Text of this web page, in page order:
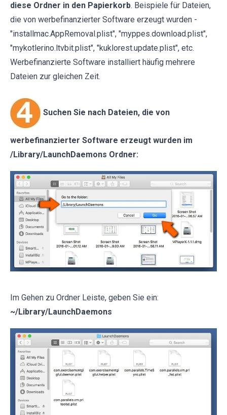
diese Ordner in den Papierkorb. Beispiele für Dateien,
die von werbefinanzierter Software erzeugt wurden -
"installmac.AppRemoval.plist", "myppes.download.plist",
"mykotlerino.ltvbit.plist", "kuklorest.update.plist", etc.
Werbefinanzierte Software installiert häufig mehrere
Dateien zur gleichen Zeit.
Suchen Sie nach Dateien, die von
werbefinanzierter Software erzeugt wurden im
/Library/LaunchDaemons Ordner:
Im Gehen zu Ordner Leiste, geben Sie ein:
~/Library/LaunchDaemons